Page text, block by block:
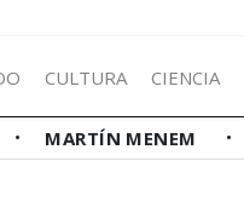
CULTURA CIENCIA
MARTÍN MENEM